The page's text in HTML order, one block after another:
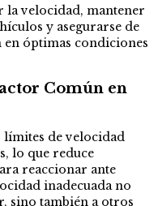
la velocidad, mantener
y asegurarse de
en óptimas condiciones
Común en
límites de velocidad
lo que reduce
reaccionar ante
inadecuada no
sino también a otros